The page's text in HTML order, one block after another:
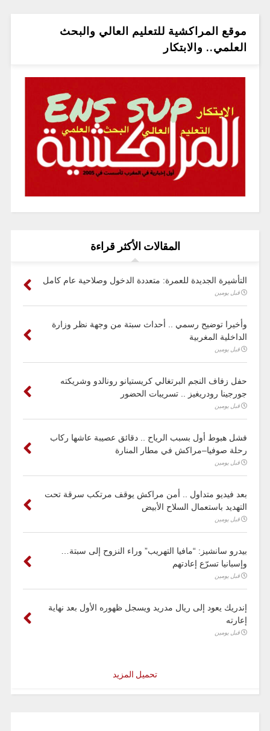
موقع المراكشية للتعليم العالي والبحث
العلمي.. والابتكار
المقالات الأكثر قراءة
التأشيرة الجديدة للعمرة: متعددة الدخول وصلاحية عام كامل
قبل يومين
وأخيرا توضيح رسمي .. أحداث سبتة من وجهة نظر وزارة
الداخلية المغربية
قبل يومين
حفل زفاف النجم البرتغالي كريستيانو رونالدو وشريكته
جورجينا رودريغيز .. تسريبات الحضور
قبل يومين
فشل هبوط أول بسبب الرياح .. دقائق عصيبة عاشها ركاب
رحلة صوفيا–مراكش في مطار المنارة
قبل يومين
بعد فيديو متداول .. أمن مراكش يوقف مرتكب سرقة تحت
التهديد باستعمال السلاح الأبيض
قبل يومين
بيدرو سانشيز: “مافيا التهريب” وراء النزوح إلى سبتة…
وإسبانيا تسرّع إعادتهم
قبل يومين
إندريك يعود إلى ريال مدريد ويسجل ظهوره الأول بعد نهاية
إعارته
قبل يومين
تحميل المزيد